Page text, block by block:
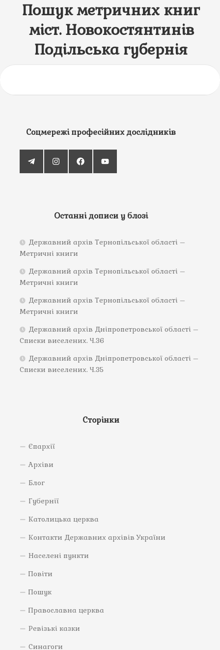
Пошук метричних книг
міст. Новокостянтинів
Подільська губернія
Соцмережі професійних дослідників
Останні дописи у блозі
Державний архів Тернопільської області –
Метричні книги
Державний архів Тернопільської області –
Метричні книги
Державний архів Тернопільської області –
Метричні книги
Державний архів Дніпропетровської області –
Списки виселених. Ч.36
Державний архів Дніпропетровської області –
Списки виселених. Ч.35
Сторінки
Єпархії
Архіви
Блог
Губернії
Католицька церква
Контакти Державних архівів України
Населені пункти
Повіти
Пошук
Православна церква
Ревізькі казки
Синагоги